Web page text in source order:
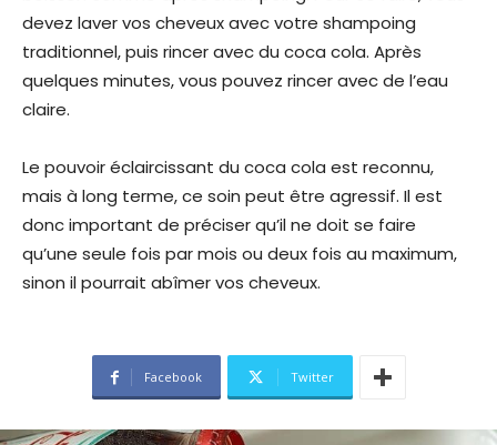
devez laver vos cheveux avec votre shampoing
traditionnel, puis rincer avec du coca cola. Après
quelques minutes, vous pouvez rincer avec de l’eau
claire.
Le pouvoir éclaircissant du coca cola est reconnu,
mais à long terme, ce soin peut être agressif. Il est
donc important de préciser qu’il ne doit se faire
qu’une seule fois par mois ou deux fois au maximum,
sinon il pourrait abîmer vos cheveux.
Facebook Twitter